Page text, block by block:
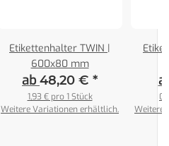
Etikettenhalter TWIN |
600x80 mm
ab 48,20 € *
1,93 € pro 1 Stück
Weitere Variationen erhältlich.
Weitere